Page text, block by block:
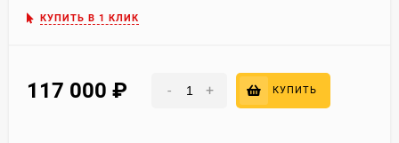
КУПИТЬ В 1 КЛИК
117 000 - + КУПИТЬ